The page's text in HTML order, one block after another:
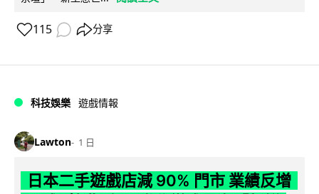
115 分享
科技娛樂 遊戲情報
Lawton 1 日
日本二手遊戲店減 90% 門市 業績反增